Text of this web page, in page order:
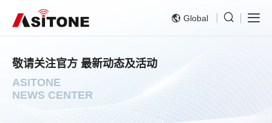
Global
敬请关注官方 最新动态及活动
ASITONE
NEWS CENTER